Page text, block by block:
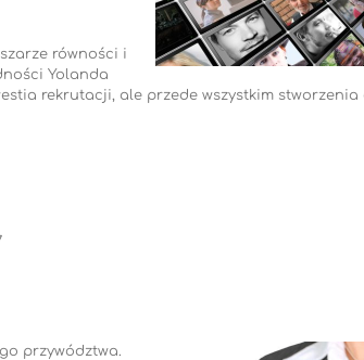
równości i
Yolanda
rekrutacji, ale przede wszystkim
przywództwa.